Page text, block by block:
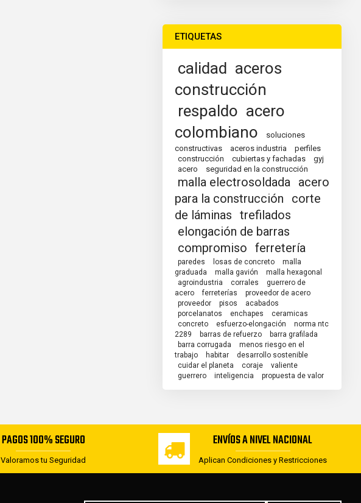
ETIQUETAS
calidad aceros
construcción
respaldo acero
colombiano
soluciones
constructivas
aceros industria
perfiles
construcción
cubiertas y fachadas
gyj
acero
seguridad en la construcción
malla electrosoldada
acero
para la construcción
corte
de láminas trefilados
elongación de barras
compromiso ferretería
paredes losas de concreto
malla
graduada
malla gavión
malla hexagonal
agroindustria
corrales
guerrero de
acero
ferreterías
proveedor de acero
proveedor
pisos
acabados
porcelanatos
enchapes
ceramicas
concreto
esfuerzo-elongación
norma ntc
2289
barras de refuerzo
barra grafilada
barra corrugada
menos riesgo en el
trabajo
habitar
desarrollo sostenible
cuidar el planeta
coraje
valiente
guerrero
inteligencia propuesta de valor
PAGOS 100% SEGURO
Valoramos tu Seguridad
ENVÍOS A NIVEL NACIONAL
Aplican Condiciones y Restricciones